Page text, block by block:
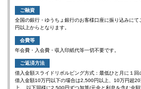
ご融資
全国の銀行・ゆうちょ銀行のお客様口座に振り込みに
円以上からとなります。
会費等
年会費・入会費・収入印紙代等一切不要です。
ご返済方法
借入金額スライドリボルビング方式：最低ひと月に１回
借入金額10万円以下の場合は2,500円以上、 10万円超20
上、 以下同様に2,500円ずつ加算(元金と利息を含む金額